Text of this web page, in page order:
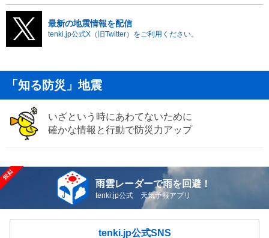
最新の地震情報を配信
tenki.jp公式X（旧Twitter）をご利用ください。
「知る防災」地震
いざという時にあわてないために
確かな情報と行動で防災力アップ
雨雲レーダーで雨を回避！
tenki.jp公式 天気予報アプリ
tenki.jp公式SNS